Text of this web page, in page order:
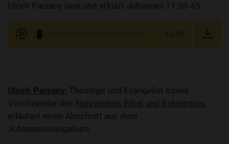
Ulrich Parzany liest und erklärt Johannes 11,38-45.
11:19
Ulrich Parzany, Theologe und Evangelist sowie
Vorsitzender des Netzwerkes Bibel und Bekenntnis,
erläutert einen Abschnitt aus dem
Johannesevangelium: